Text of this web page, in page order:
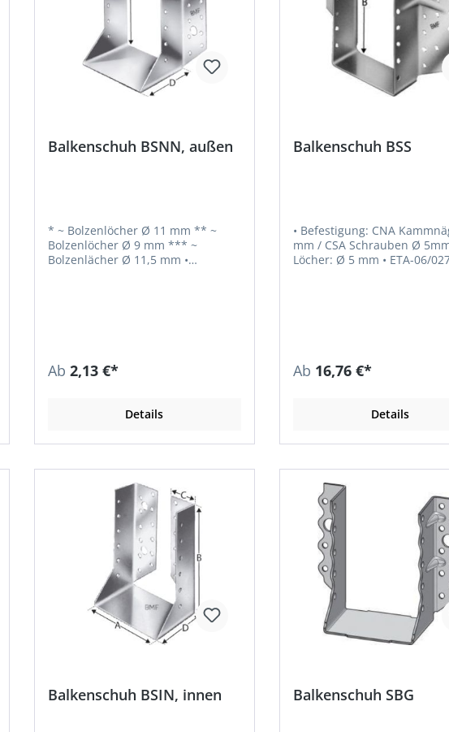
Balkenschuh BSNN, außen
* ~ Bolzenlöcher Ø 11 mm ** ~
Bolzenlöcher Ø 9 mm *** ~
Bolzenlächer Ø 11,5 mm •
Ab 2,13 €*
Details
Balkenschuh BSS
• Befestigung: CNA
mm / CSA Schrauben Ø 5mm
Löcher: Ø 5 mm • ETA-
Ab 16,76 €*
Details
Balkenschuh BSIN, innen Balkenschuh SBG